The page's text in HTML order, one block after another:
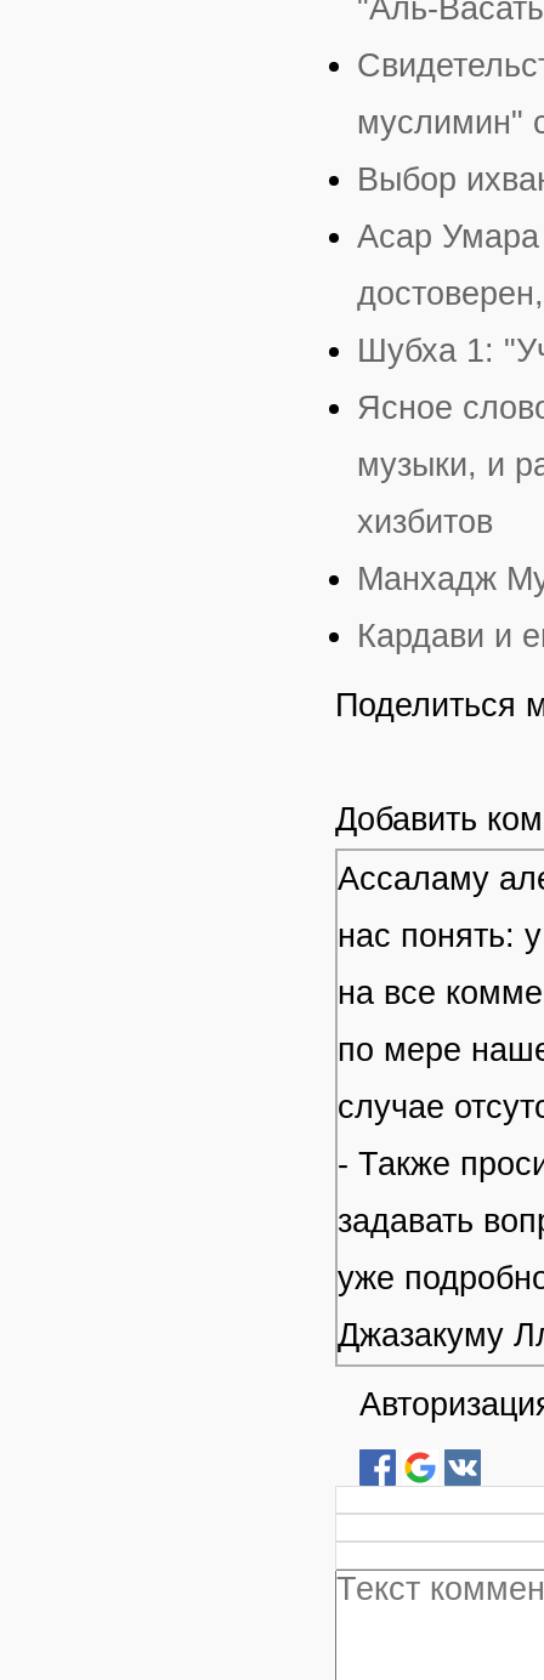
"Аль-
муслимин"
Выбор
Асар Умара
Шубха 1:
Ясное
музыки, и
хизбитов
Манхадж
Кардави и
Поделиться
Добавить
Ассаламу
нас понять:
на все
по мере
случае
- Также
задавать
уже
Джазакуму